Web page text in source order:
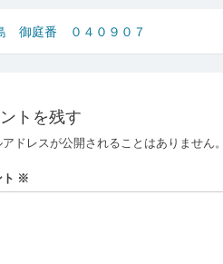
御庭番 ０４０９０７
トを残す
ドレスが公開されることはありません。
※